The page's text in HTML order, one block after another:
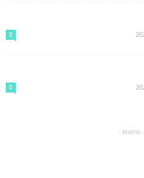
0
0
- פרסומת -